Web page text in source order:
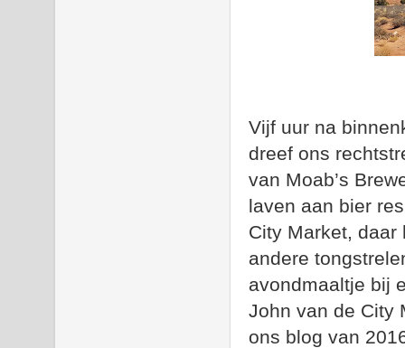
Vijf uur na
dreef ons
van Moab’s
laven aan bier
City Market,
andere
avondmaaltje bij
John van de City
ons blog van